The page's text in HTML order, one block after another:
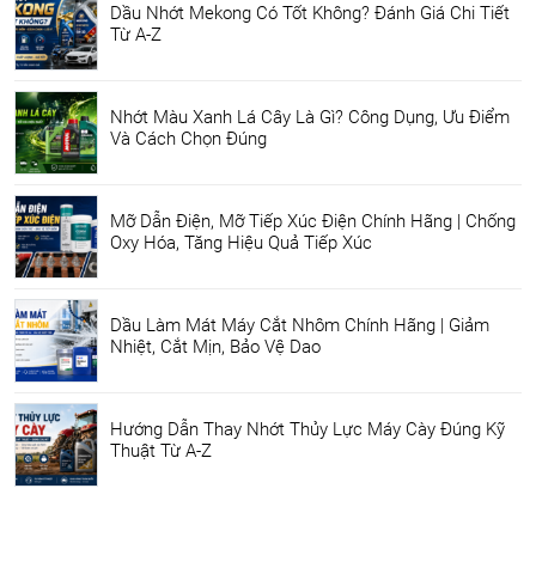
Dầu Nhớt Mekong Có Tốt Không? Đánh Giá Chi Tiết
Từ A-Z
Nhớt Màu Xanh Lá Cây Là Gì? Công Dụng, Ưu Điểm
Và Cách Chọn Đúng
Mỡ Dẫn Điện, Mỡ Tiếp Xúc Điện Chính Hãng | Chống
Oxy Hóa, Tăng Hiệu Quả Tiếp Xúc
Dầu Làm Mát Máy Cắt Nhôm Chính Hãng | Giảm
Nhiệt, Cắt Mịn, Bảo Vệ Dao
Hướng Dẫn Thay Nhớt Thủy Lực Máy Cày Đúng Kỹ
Thuật Từ A-Z